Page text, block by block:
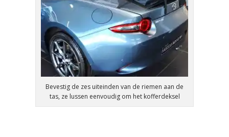
Bevestig de zes uiteinden van de riemen aan de
tas, ze lussen eenvoudig om het kofferdeksel